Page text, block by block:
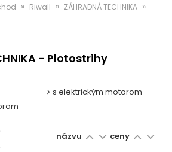
» Riwall » ZÁHRADNÁ TECHNIKA »
- Plotostrihy
s elektrickým motorom
názvu ceny